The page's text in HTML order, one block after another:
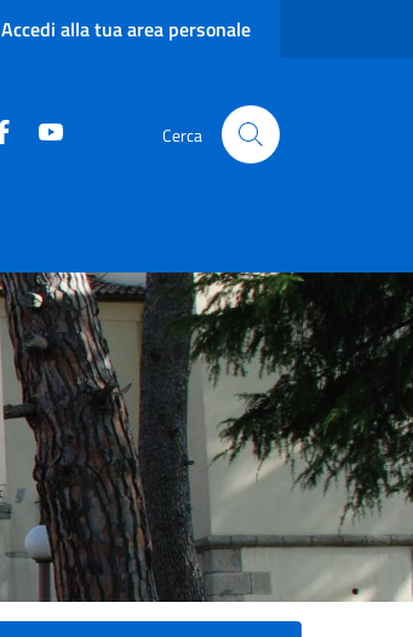
Accedi alla tua area personale
Facebook Cerca